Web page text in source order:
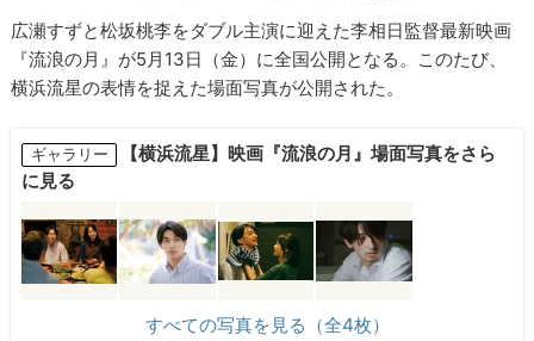
広瀬すずと松坂桃李をダブル主演に迎えた李相日監督最新映画
『流浪の月』が5月13日（金）に全国公開となる。このたび、
横浜流星の表情を捉えた場面写真が公開された。
ギャラリー
【横浜流星】映画『流浪の月』場面写真をさら
に見る
すべての写真を見る（全4枚）